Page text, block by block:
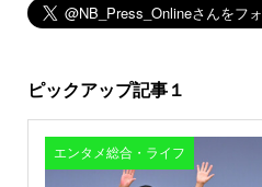
ピックアップ記事１
エンタメ総合・ライフ